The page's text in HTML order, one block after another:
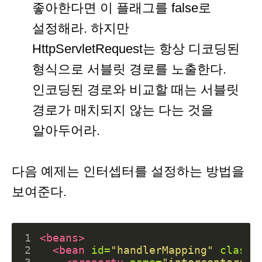
좋아한다면 이 플래그를 false로
설정해라. 하지만
HttpServletRequest는 항상 디코딩된
형식으로 서블릿 경로를 노출한다.
인코딩된 경로와 비교할 때는 서블릿
경로가 매치되지 않는 다는 것을
알아두어라.
다음 예제는 인터셉터를 설정하는 방법을
보여준다.
1
<beans>
2
<bean id="handlerMapping" class=